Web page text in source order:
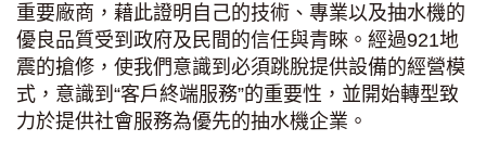
重要廠商，藉此證明自己的技術、專業以及抽水機的
優良品質受到政府及民間的信任與青睞。經過921地
震的搶修，使我們意識到必須跳脫提供設備的經營模
式，意識到“客戶終端服務”的重要性，並開始轉型致
力於提供社會服務為優先的抽水機企業。